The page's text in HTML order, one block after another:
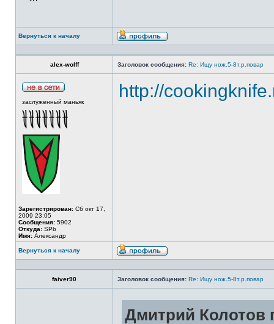
Вернуться к началу
alex-wolff Заголовок сообщения: Re: Ищу нож.5-8т.р.повар
заслуженный маньяк
Зарегистрирован: Сб окт 17,
2009 23:05
Сообщения: 5902
Откуда: SPb
Имя: Александр
http://
Вернуться к началу
faiver90 Заголовок сообщения: Re: Ищу нож.5-8т.р.повар
Дмитрий Колотов